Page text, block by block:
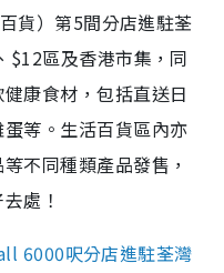
貨）第5間分店進駐荃
$12區及香港市集，同
康食材，包括直送日
等。生活百貨區內亦
不同種類產品發售，
處！
6000呎分店進駐荃灣